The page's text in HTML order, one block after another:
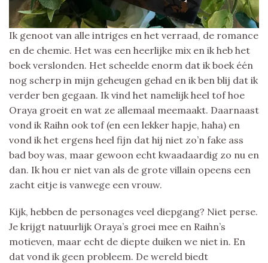
Ik genoot van alle intriges en het verraad, de romance
en de chemie. Het was een heerlijke mix en ik heb het
boek verslonden. Het scheelde enorm dat ik boek één
nog scherp in mijn geheugen gehad en ik ben blij dat ik
verder ben gegaan. Ik vind het namelijk heel tof hoe
Oraya groeit en wat ze allemaal meemaakt. Daarnaast
vond ik Raihn ook tof (en een lekker hapje, haha) en
vond ik het ergens heel fijn dat hij niet zo’n fake ass
bad boy was, maar gewoon echt kwaadaardig zo nu en
dan. Ik hou er niet van als de grote villain opeens een
zacht eitje is vanwege een vrouw.
Kijk, hebben de personages veel diepgang? Niet perse.
Je krijgt natuurlijk Oraya’s groei mee en Raihn’s
motieven, maar echt de diepte duiken we niet in. En
dat vond ik geen probleem. De wereld biedt